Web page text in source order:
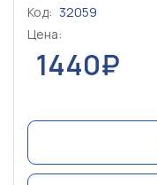
Код: 32059
Цена:
1440₽